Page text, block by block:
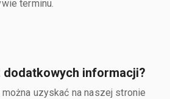
terminu.
dodatkowych informacji?
uzyskać na naszej stronie